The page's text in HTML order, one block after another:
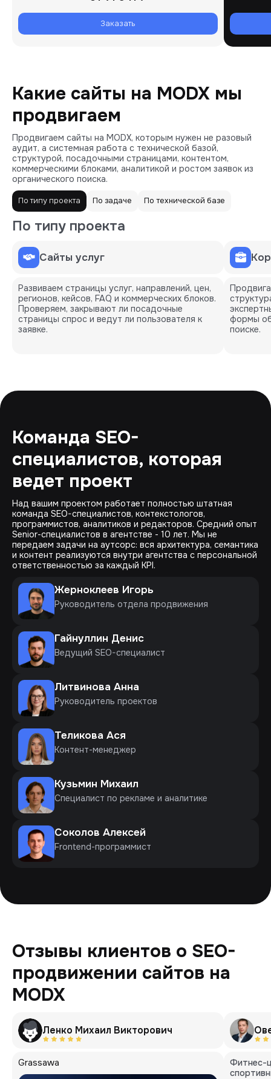
Заказать
Какие сайты на MODX мы
продвигаем
Продвигаем сайты на MODX, которым нужен не разовый
аудит, а системная работа с технической базой,
структурой, посадочными страницами, контентом,
коммерческими блоками, аналитикой и ростом заявок из
органического поиска.
По типу проекта По задаче По технической базе
По типу проекта
Сайты услуг
Развиваем страницы услуг, направлений, цен,
регионов, кейсов, FAQ и коммерческих блоков.
Проверяем, закрывают ли посадочные
страницы спрос и ведут ли пользователя к
заявке.
формы
поиске.
Команда SEO-
специалистов, которая
ведет проект
Над вашим проектом работает полностью штатная
команда SEO-специалистов, контекстологов,
программистов, аналитиков и редакторов. Средний опыт
Senior-специалистов в агентстве - 10 лет. Мы не
передаем задачи на аутсорс: вся архитектура, семантика
и контент реализуются внутри агентства с персональной
ответственностью за каждый KPI.
Жерноклеев Игорь
Руководитель отдела продвижения
Гайнуллин Денис
Ведущий SEO-специалист
Литвинова Анна
Руководитель проектов
Теликова Ася
Контент-менеджер
Кузьмин Михаил
Специалист по рекламе и аналитике
Соколов Алексей
Frontend-программист
Отзывы клиентов о SEO-
продвижении сайтов на
MODX
Ленко Михаил Викторович
Grassawa
Фитнес-